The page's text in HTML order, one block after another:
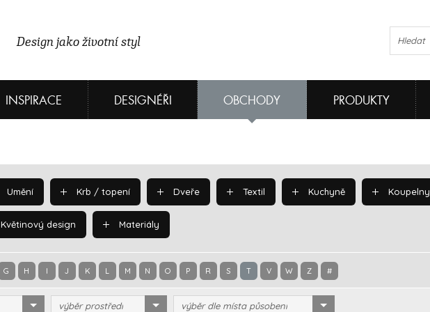
Design jako životní styl
INSPIRACE DESIGNÉŘI OBCHODY PRODUKTY
Umění Krb / topení Dveře Textil Kuchyně Koupelny
Květinový design Materiály
G H I J K L M N O P R S T V W Z #
výběr prostředí výběr dle místa působení